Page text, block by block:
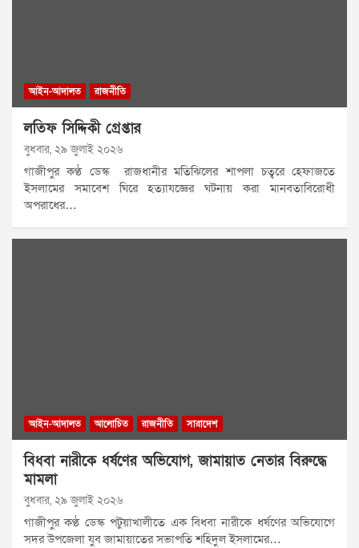
আইন-আদালত রাজনীতি
লতিফ সিদ্দিকী গ্রেপ্তার
বুধবার, ২৯ জুলাই ২০২৬
গাজীপুর কণ্ঠ ডেস্ক রাজধানীর মতিঝিলের শাপলা চত্বরে হেফাজতে
ইসলামের সমাবেশ ঘিরে হত্যাযজ্ঞের ঘটনায় করা মানবতাবিরোধী
অপরাধের…
আইন-আদালত আলোচিত রাজনীতি সারাদেশ
বিধবা নারীকে ধর্ষণের অভিযোগ, জামায়াত নেতার বিরুদ্ধে
মামলা
বুধবার, ২৯ জুলাই ২০২৬
গাজীপুর কণ্ঠ ডেস্ক পটুয়াখালীতে এক বিধবা নারীকে ধর্ষণের অভিযোগে
সদর উপজেলা যুব জামায়াতের সভাপতি শহিদুল ইসলামের…